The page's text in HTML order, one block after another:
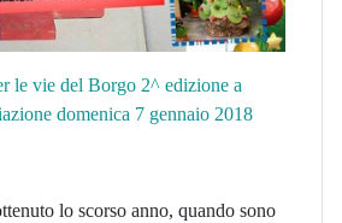
le vie del Borgo 2^ edizione a
domenica 7 gennaio 2018
lo scorso anno, quando sono